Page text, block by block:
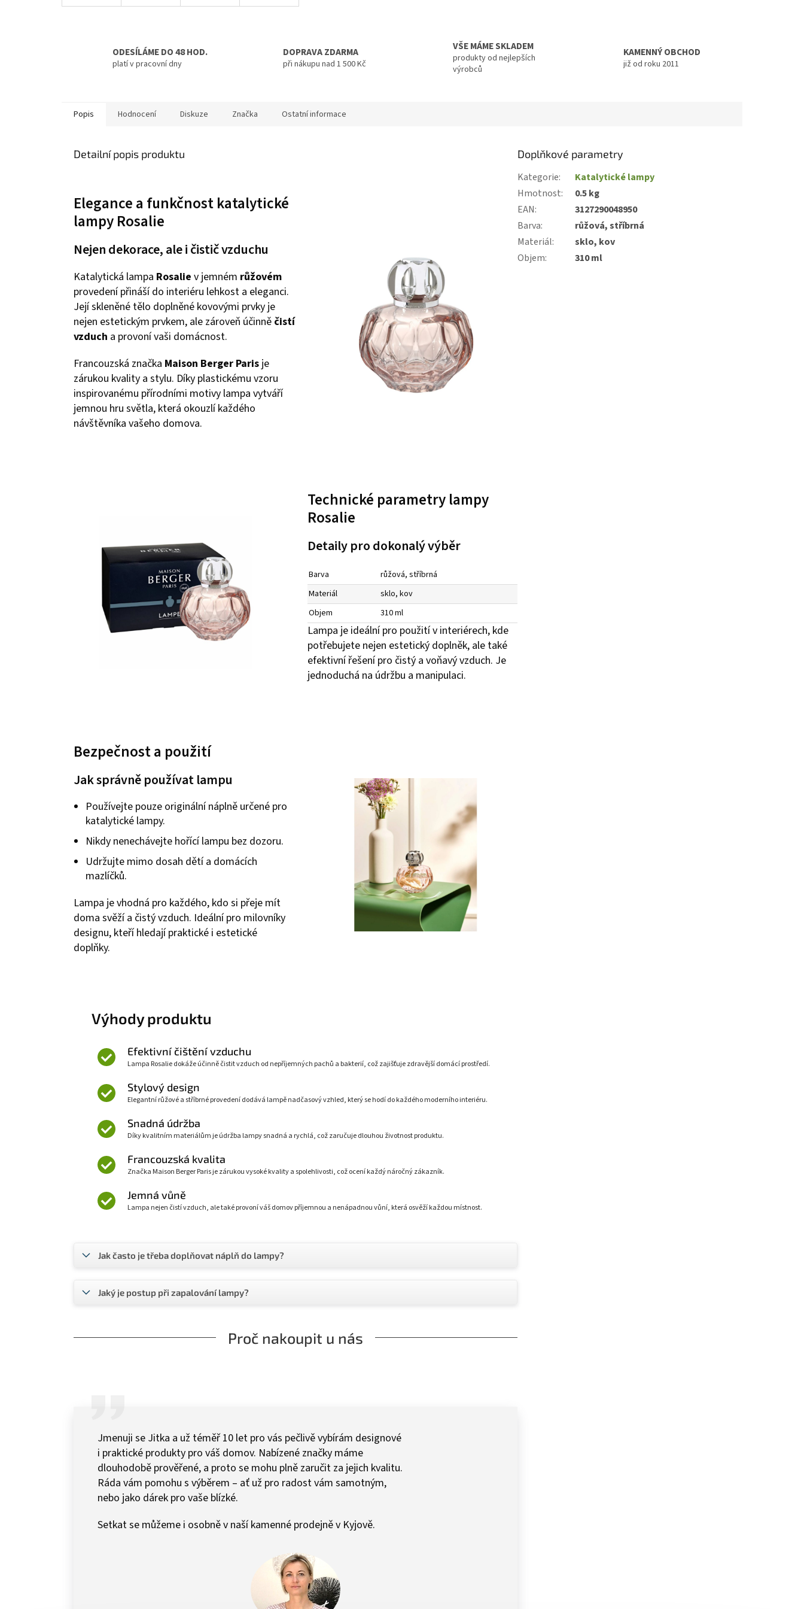
ODESÍLÁME DO 48 HOD.
platí v pracovní dny
DOPRAVA ZDARMA
při nákupu nad 1 500 Kč
VŠE MÁME SKLADEM
produkty od nejlepších
výrobců
KAMENNÝ OBCHOD
již od roku 2011
Popis Hodnocení Diskuze Značka Ostatní informace
Detailní popis produktu
Elegance a funkčnost katalytické
lampy Rosalie
Nejen dekorace, ale i čistič vzduchu
Katalytická lampa Rosalie v jemném růžovém
provedení přináší do interiéru lehkost a eleganci.
Její skleněné tělo doplněné kovovými prvky je
nejen estetickým prvkem, ale zároveň účinně čistí
vzduch a provoní vaši domácnost.
Francouzská značka Maison Berger Paris je
zárukou kvality a stylu. Díky plastickému vzoru
inspirovanému přírodními motivy lampa vytváří
jemnou hru světla, která okouzlí každého
návštěvníka vašeho domova.
Technické parametry lampy
Rosalie
Detaily pro dokonalý výběr
Barva
růžová, stříbrná
Materiál
sklo, kov
Objem
310 ml
Lampa je ideální pro použití v interiérech, kde
potřebujete nejen estetický doplněk, ale také
efektivní řešení pro čistý a voňavý vzduch. Je
jednoduchá na údržbu a manipulaci.
Bezpečnost a použití
Jak správně používat lampu
Používejte pouze originální náplně určené pro
katalytické lampy.
Nikdy nenechávejte hořící lampu bez dozoru.
Udržujte mimo dosah dětí a domácích
mazlíčků.
Lampa je vhodná pro každého, kdo si přeje mít
doma svěží a čistý vzduch. Ideální pro milovníky
designu, kteří hledají praktické i estetické
doplňky.
Výhody produktu
Efektivní čištění vzduchu
Lampa Rosalie dokáže účinně čistit vzduch od nepříjemných pachů a bakterií, což zajišťuje zdravější domácí prostředí.
Stylový design
Elegantní růžové a stříbrné provedení dodává lampě nadčasový vzhled, který se hodí do každého moderního interiéru.
Snadná údržba
Díky kvalitním materiálům je údržba lampy snadná a rychlá, což zaručuje dlouhou životnost produktu.
Francouzská kvalita
Značka Maison Berger Paris je zárukou vysoké kvality a spolehlivosti, což ocení každý náročný zákazník.
Jemná vůně
Lampa nejen čistí vzduch, ale také provoní váš domov příjemnou a nenápadnou vůní, která osvěží každou místnost.
Jak často je třeba doplňovat náplň do lampy?
Jaký je postup při zapalování lampy?
Proč nakoupit u nás
Jmenuji se Jitka a už téměř 10 let pro vás pečlivě vybírám designové
i praktické produkty pro váš domov. Nabízené značky máme
dlouhodobě prověřené, a proto se mohu plně zaručit za jejich kvalitu.
Ráda vám pomohu s výběrem – ať už pro radost vám samotným,
nebo jako dárek pro vaše blízké.
Setkat se můžeme i osobně v naší kamenné prodejně v Kyjově.
Doplňkové parametry
Kategorie:
Katalytické lampy
Hmotnost:
0.5 kg
EAN:
3127290048950
Barva:
růžová, stříbrná
Materiál:
sklo, kov
Objem: 310 ml